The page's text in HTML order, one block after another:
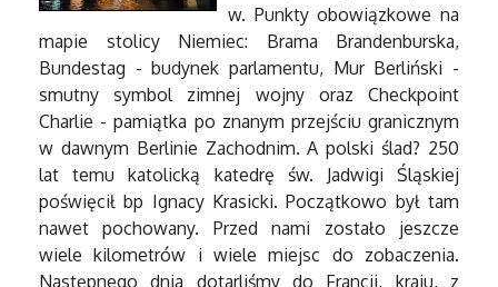
w. Punkty obowiązkowe na
mapie stolicy Niemiec: Brama Brandenburska,
Bundestag - budynek parlamentu, Mur Berliński -
smutny symbol zimnej wojny oraz Checkpoint
Charlie - pamiątka po znanym przejściu granicznym
w dawnym Berlinie Zachodnim. A polski ślad? 250
lat temu katolicką katedrę św. Jadwigi Śląskiej
poświęcił bp Ignacy Krasicki. Początkowo był tam
nawet pochowany. Przed nami zostało jeszcze
wiele kilometrów i wiele miejsc do zobaczenia.
Następnego dnia dotarliśmy do Francji, kraju, z